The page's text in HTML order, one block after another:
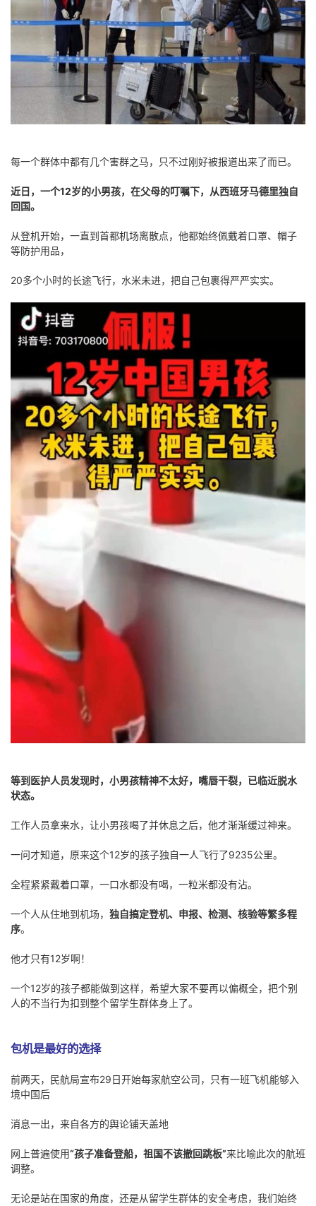
每一个群体中都有几个害群之马，只不过刚好被报道出来了而已。
近日，一个12岁的小男孩，在父母的叮嘱下，从西班牙马德里独自
回国。
从登机开始，一直到首都机场离散点，他都始终佩戴着口罩、帽子
等防护用品，
20多个小时的长途飞行，水米未进，把自己包裹得严严实实。
等到医护人员发现时，小男孩精神不太好，嘴唇干裂，已临近脱水
状态。
工作人员拿来水，让小男孩喝了并休息之后，他才渐渐缓过神来。
一问才知道，原来这个12岁的孩子独自一人飞行了9235公里。
全程紧紧戴着口罩，一口水都没有喝，一粒米都没有沾。
一个人从住地到机场， 独自搞定登机、申报、检测、核验等繁多程
序。
他才只有12岁啊！
一个12岁的孩子都能做到这样，希望大家不要再以偏概全，把个别
人的不当行为扣到整个留学生群体身上了。
包机是最好的选择
前两天，民航局宣布29日开始每家航空公司，只有一班飞机能够入
境中国后
消息一出，来自各方的舆论铺天盖地
网上普遍使用“孩子准备登船，祖国不该撤回跳板”来比喻此次的航班
调整。
无论是站在国家的角度，还是从留学生群体的安全考虑，我们始终